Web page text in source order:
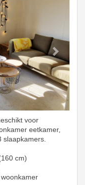
voor
eetkamer,
cm)